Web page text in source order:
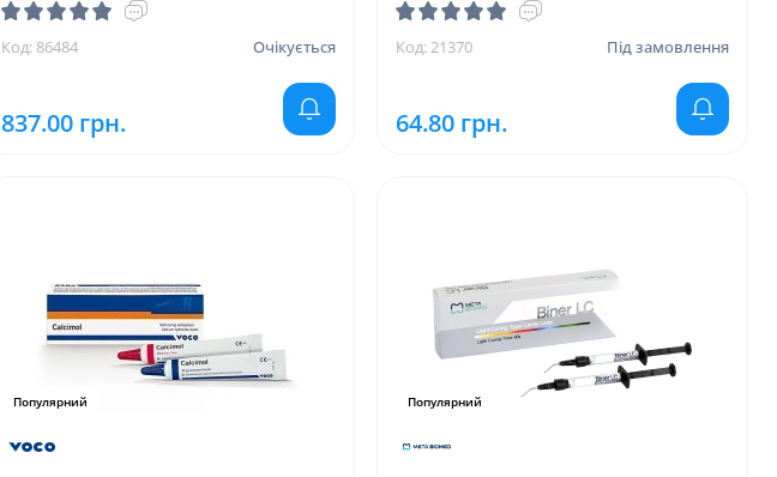
Код: 86484 Очікується
837.00 грн.
Код: 21370 Під замовлення
64.80 грн.
Популярний Популярний